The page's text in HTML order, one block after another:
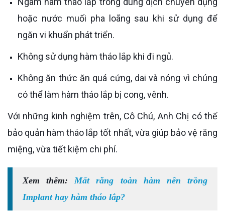
hoặc nước muối pha loãng sau khi sử dụng để
ngăn vi khuẩn phát triển.
Không sử dụng hàm tháo lắp khi đi ngủ.
Không ăn thức ăn quá cứng, dai và nóng vì chúng
có thể làm hàm tháo lắp bị cong, vênh.
Với những kinh nghiệm trên, Cô Chú, Anh Chị có thể
bảo quản hàm tháo lắp tốt nhất, vừa giúp bảo vệ răng
miệng, vừa tiết kiệm chi phí.
Xem thêm:Mất răng toàn hàm nên trồng
Implant hay hàm tháo lắp?